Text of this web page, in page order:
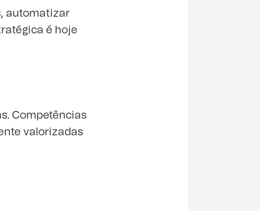
automatizar
é hoje
Competências
valorizadas